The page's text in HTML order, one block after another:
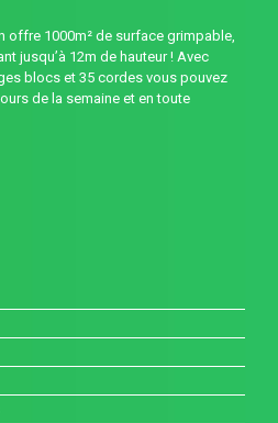
offre 1000m² de surface grimpable,
jusqu’à 12m de hauteur ! Avec
blocs et 35 cordes vous pouvez
de la semaine et en toute